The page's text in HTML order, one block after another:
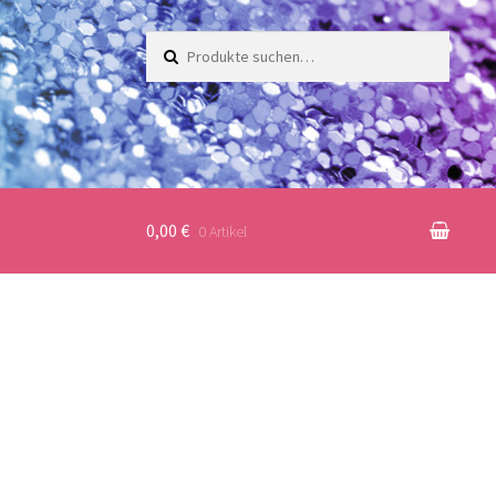
Suche
nach:
0,00 € 0 Artikel